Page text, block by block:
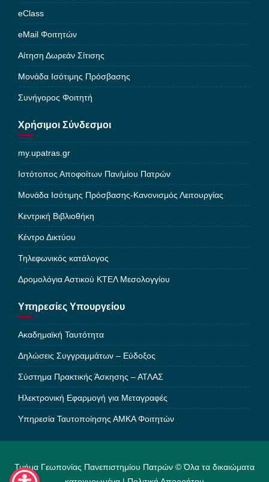
eClass
eMail Φοιτητών
Αίτηση Δωρεάν Σίτισης
Μονάδα Ισότιμης Πρόσβασης
Συνήγορος Φοιτητή
Χρήσιμοι Σύνδεσμοι
my.upatras.gr
Ιστότοπος Αποφοίτων Παν/μίου Πατρών
Μονάδα Ισότιμης Πρόσβασης-Κανονισμός Λειτουργίας
Κεντρική Βιβλιοθήκη
Κέντρο Δικτύου
Τηλεφωνικός κατάλογος
Δρομολόγια Αστικού ΚΤΕΛ Μεσολογγίου
Υπηρεσίες Υπουργείου
Ακαδημαϊκή Ταυτότητα
Δηλώσεις Συγγραμμάτων – Εύδοξος
Σύστημα Πρακτικής Άσκησης – ΑΤΛΑΣ
Ηλεκτρονική Εφαρμογή για Μεταγραφές
Υπηρεσία Ταυτοποίησης ΑΜΚΑ Φοιτητών
Τμήμα Γεωπονίας Πανεπιστημίου Πατρών © Όλα τα δικαιώματα